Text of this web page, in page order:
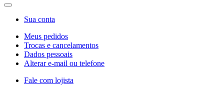
Sua conta
Meus pedidos
Trocas e cancelamentos
Dados pessoais
Alterar e-mail ou telefone
Fale com lojista